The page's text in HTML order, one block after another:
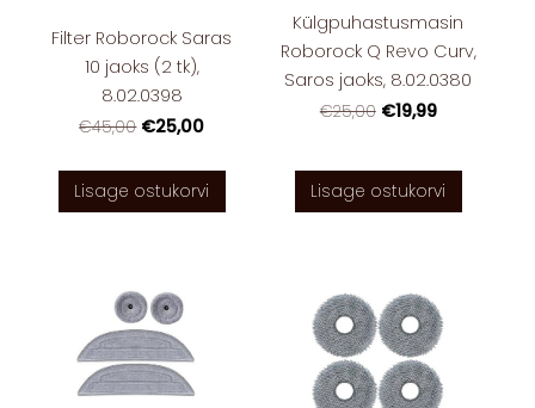
Filter Roborock Saras
10 jaoks (2 tk),
8.02.0398
€45,00 €25,00
Lisage ostukorvi
Külgpuhastusmasin
Roborock Q Revo Curv,
Saros jaoks, 8.02.0380
€25,00 €19,99
Lisage ostukorvi